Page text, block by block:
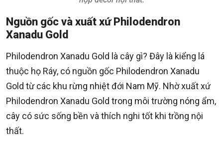
Nguồn gốc và xuất xứ Philodendron
Xanadu Gold
Philodendron Xanadu Gold là cây gì? Đây là kiểng lá
thuộc họ Ráy, có nguồn gốc Philodendron Xanadu
Gold từ các khu rừng nhiệt đới Nam Mỹ. Nhờ xuất xứ
Philodendron Xanadu Gold trong môi trường nóng ẩm,
cây có sức sống bền và thích nghi tốt khi trồng nội
thất.